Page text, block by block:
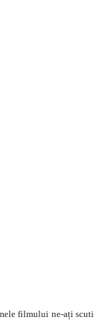
filmului ne-ați scuti